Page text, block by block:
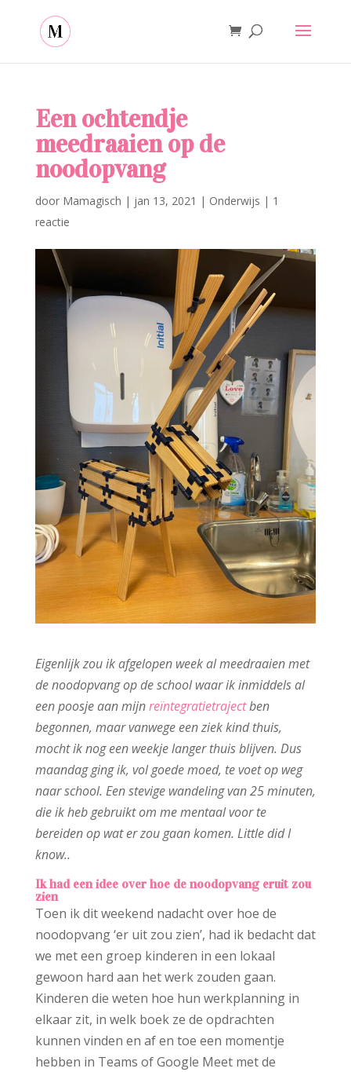
Een ochtendje
meedraaien op de
noodopvang
door Mamagisch | jan 13, 2021 | Onderwijs | 1
reactie
Eigenlijk zou ik afgelopen week al meedraaien met
de noodopvang op de school waar ik inmiddels al
een poosje aan mijnreïntegratietrajectben
begonnen, maar vanwege een ziek kind thuis,
mocht ik nog een weekje langer thuis blijven. Dus
maandag ging ik, vol goede moed, te voet op weg
naar school. Een stevige wandeling van 25 minuten,
die ik heb gebruikt om me mentaal voor te
bereiden op wat er zou gaan komen. Little did I
know..
Ik had een idee over hoe de noodopvang eruit zou
zien
Toen ik dit weekend nadacht over hoe de
noodopvang ‘er uit zou zien’, had ik bedacht dat
we met een groep kinderen in een lokaal
gewoon hard aan het werk zouden gaan.
Kinderen die weten hoe hun werkplanning in
elkaar zit, in welk boek ze de opdrachten
kunnen vinden en af en toe een momentje
hebben in Teams of Google Meet met de